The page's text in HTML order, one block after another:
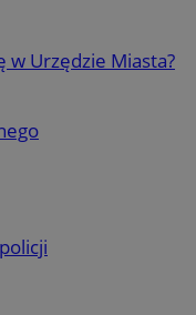
w Urzędzie Miasta?